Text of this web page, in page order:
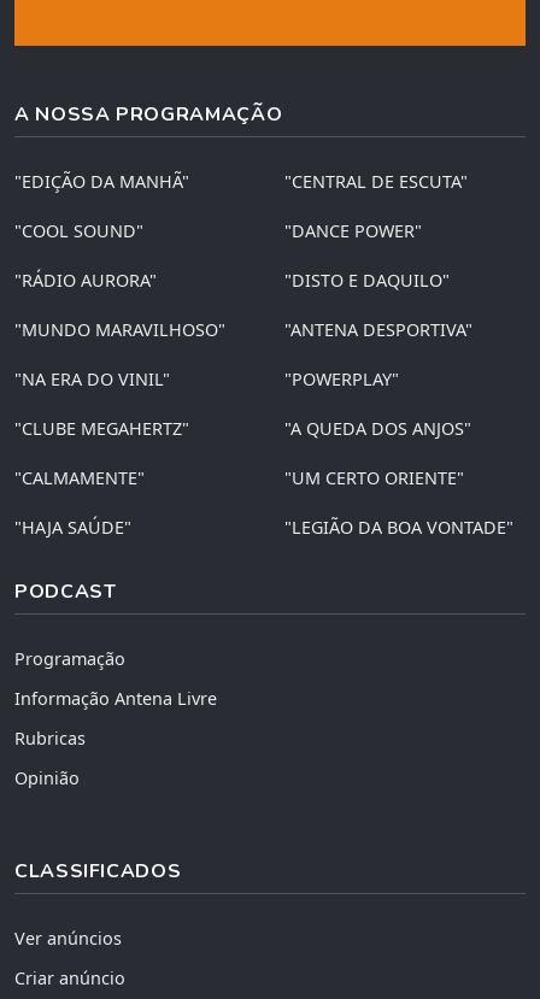
A NOSSA PROGRAMAÇÃO
"EDIÇÃO DA MANHÃ" "CENTRAL DE ESCUTA"
"COOL SOUND" "DANCE POWER"
"RÁDIO AURORA" "DISTO E DAQUILO"
"MUNDO MARAVILHOSO" "ANTENA DESPORTIVA"
"NA ERA DO VINIL" "POWERPLAY"
"CLUBE MEGAHERTZ" "A QUEDA DOS ANJOS"
"CALMAMENTE" "UM CERTO ORIENTE"
"HAJA SAÚDE" "LEGIÃO DA BOA VONTADE"
PODCAST
Programação
Informação Antena Livre
Rubricas
Opinião
CLASSIFICADOS
Ver anúncios
Criar anúncio